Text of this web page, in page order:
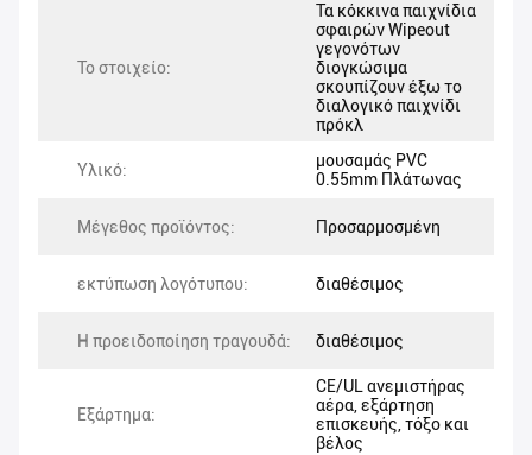
Το στοιχείο:
Τα κόκκινα παιχνίδια
σφαιρών Wipeout
γεγονότων
διογκώσιμα
σκουπίζουν έξω το
διαλογικό παιχνίδι
πρόκλ
Υλικό:
μουσαμάς PVC
0.55mm Πλάτωνας
Μέγεθος προϊόντος: Προσαρμοσμένη
εκτύπωση λογότυπου: διαθέσιμος
Η προειδοποίηση τραγουδά: διαθέσιμος
Εξάρτημα:
CE/UL ανεμιστήρας
αέρα, εξάρτηση
επισκευής, τόξο και
βέλος